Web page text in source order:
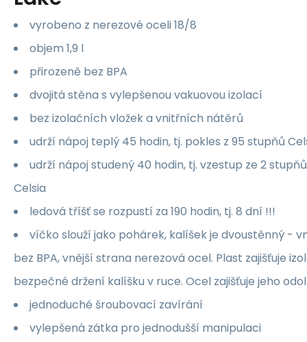
vyrobeno z nerezové oceli 18/8
objem 1,9 l
přirozeně bez BPA
dvojitá stěna s vylepšenou vakuovou izolací
bez izolačních vložek a vnitřních nátěrů
udrží nápoj teplý 45 hodin, tj. pokles z 95 stupňů
udrží nápoj studený 40 hodin, tj. vzestup ze 2
Celsia
ledová tříšť se rozpustí za 190 hodin, tj. 8 dní !!!
víčko slouží jako pohárek, kalíšek je dvoustěnný -
bez BPA, vnější strana nerezová ocel. Plast zajišťuje
bezpečné držení kalíšku v ruce. Ocel zajišťuje jeho
jednoduché šroubovací zavírání
vylepšená zátka pro jednodušší manipulaci